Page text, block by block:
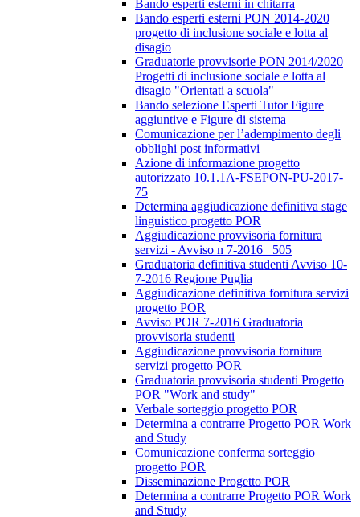
Bando esperti esterni in chitarra
Bando esperti esterni PON 2014-2020
progetto di inclusione sociale e lotta al
disagio
Graduatorie provvisorie PON 2014/2020
Progetti di inclusione sociale e lotta al
disagio "Orientati a scuola"
Bando selezione Esperti Tutor Figure
aggiuntive e Figure di sistema
Comunicazione per l’adempimento degli
obblighi post informativi
Azione di informazione progetto
autorizzato 10.1.1A-FSEPON-PU-2017-
75
Determina aggiudicazione definitiva stage
linguistico progetto POR
Aggiudicazione provvisoria fornitura
servizi - Avviso n 7-2016_ 505
Graduatoria definitiva studenti Avviso 10-
7-2016 Regione Puglia
Aggiudicazione definitiva fornitura servizi
progetto POR
Avviso POR 7-2016 Graduatoria
provvisoria studenti
Aggiudicazione provvisoria fornitura
servizi progetto POR
Graduatoria provvisoria studenti Progetto
POR "Work and study"
Verbale sorteggio progetto POR
Determina a contrarre Progetto POR Work
and Study
Comunicazione conferma sorteggio
progetto POR
Disseminazione Progetto POR
Determina a contrarre Progetto POR Work
and Study